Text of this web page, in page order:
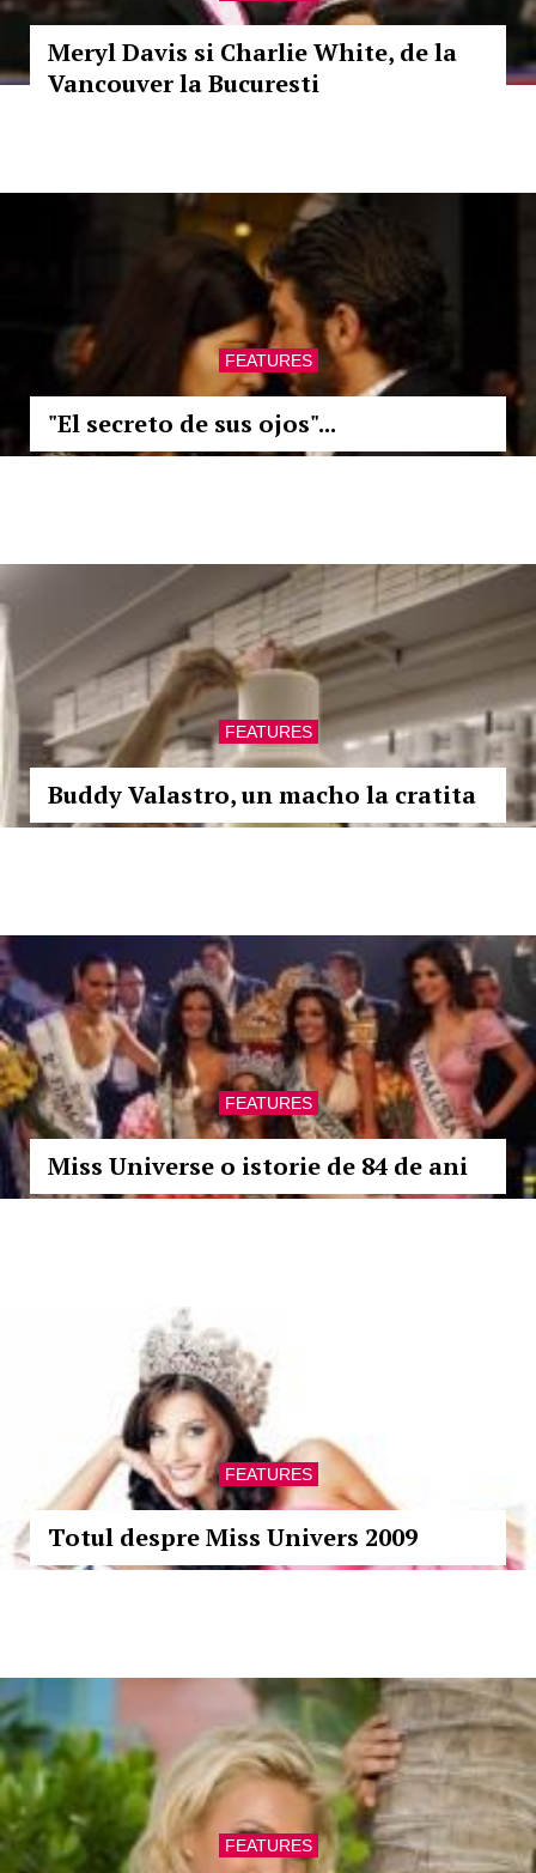
Meryl Davis si Charlie White, de la
Vancouver la Bucuresti
FEATURES
"El secreto de sus ojos"...
FEATURES
Buddy Valastro, un macho la cratita
FEATURES
Miss Universe o istorie de 84 de ani
FEATURES
Totul despre Miss Univers 2009
FEATURES